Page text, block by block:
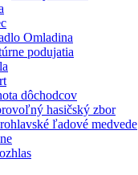
Omladina
podujatia
dôchodcov
hasičský zbor
ľadové medvede